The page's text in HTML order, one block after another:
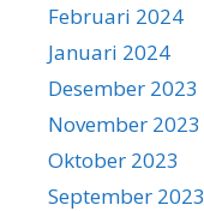
Februari 2024
Januari 2024
Desember 2023
November 2023
Oktober 2023
September 2023